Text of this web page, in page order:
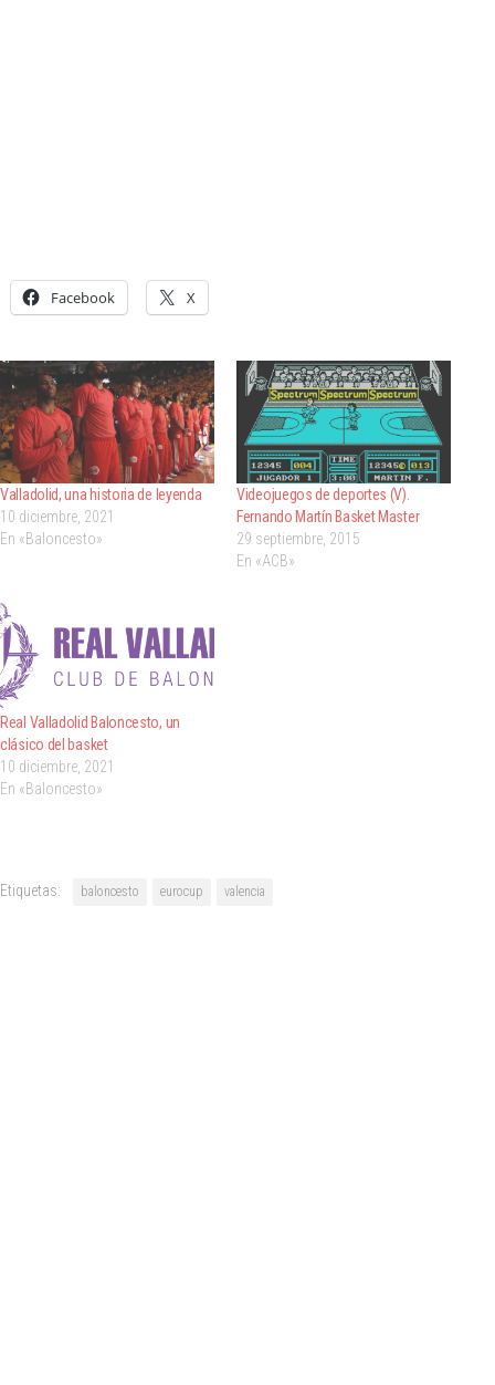
Facebook X
Valladolid, una historia de leyenda
10 diciembre, 2021
En «Baloncesto»
Videojuegos de deportes (V).
Fernando Martín Basket Master
29 septiembre, 2015
En «ACB»
Real Valladolid Baloncesto, un
clásico del basket
10 diciembre, 2021
En «Baloncesto»
Etiquetas: baloncesto eurocup valencia